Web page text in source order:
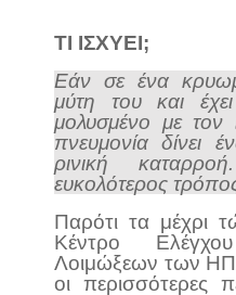
ΤΙ ΙΣΧΎΕΙ;
Εάν σε ένα
μύτη του και
μολυσμένο με τον
πνευμονία δίνει
ρινική
ευκολότερος
Παρότι τα μέχρι
Κέντρο
Λοιμώξεων των
οι περισσότερες